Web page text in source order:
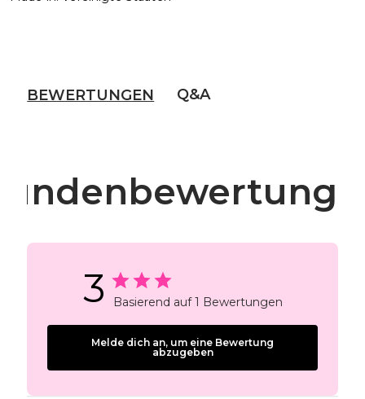
BEWERTUNGEN Q&A
3 Basierend auf 1 Bewertungen
Melde dich an, um eine Bewertung
abzugeben